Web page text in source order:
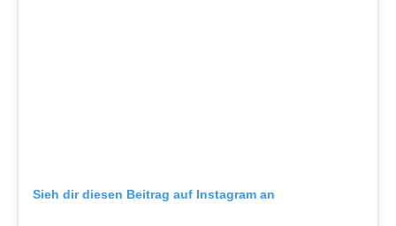
Sieh dir diesen Beitrag auf Instagram an